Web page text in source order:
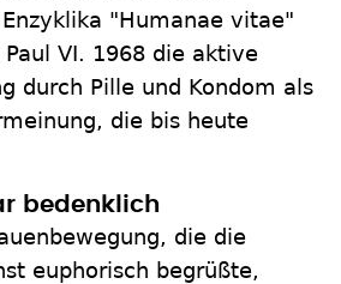
"Humanae vitae"
VI. 1968 die aktive
durch Pille und Kondom als
die bis heute
bedenklich
die die
euphorisch begrüßte,